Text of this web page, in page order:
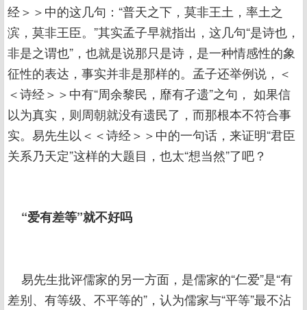
经＞＞中的这几句：“普天之下，莫非王土，率土之
滨，莫非王臣。”其实孟子早就指出，这几句“是诗也，
非是之谓也”，也就是说那只是诗，是一种情感性的象
征性的表达，事实并非是那样的。孟子还举例说，＜
＜诗经＞＞中有“周余黎民，靡有孑遗”之句， 如果信
以为真实，则周朝就没有遗民了，而那根本不符合事
实。易先生以＜＜诗经＞＞中的一句话，来证明“君臣
关系乃天定”这样的大题目，也太“想当然”了吧？
“爱有差等”就不好吗
易先生批评儒家的另一方面，是儒家的“仁爱”是“有
差别、有等级、不平等的”，认为儒家与“平等”最不沾